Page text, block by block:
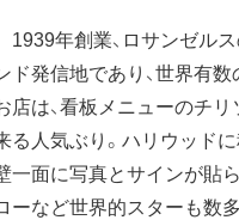
1939年創業、ロサンゼルス
ド発信地であり、世界有
店は、看板メニューのチ
る人気ぶり。ハリウッド
一面に写真とサインが貼
ーなど世界的スターも数